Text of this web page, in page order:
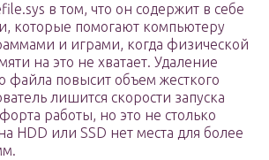
в том, что он содержит в себе
которые помогают компьютеру
и играми, когда физической
на это не хватает. Удаление
файла повысит объем жесткого
лишится скорости запуска
работы, но это не столько
HDD или SSD нет места для более